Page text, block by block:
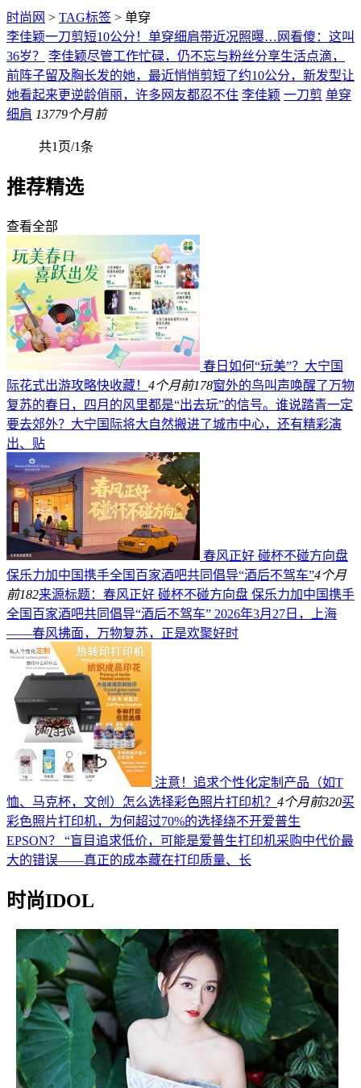
时尚网 > TAG标签 > 单穿
李佳颖一刀剪短10公分！单穿细肩带近况照曝…网看傻：这叫
36岁？
李佳颖尽管工作忙碌，仍不忘与粉丝分享生活点滴，
前阵子留及胸长发的她，最近悄悄剪短了约10公分，新发型让
她看起来更逆龄俏丽，许多网友都忍不住 李佳颖 一刀剪 单穿
细肩 13779个月前
共1页/1条
推荐精选
查看全部
春日如何“玩美”？大宁国
际花式出游攻略快收藏！ 4个月前178窗外的鸟叫声唤醒了万物
复苏的春日，四月的风里都是“出去玩”的信号。谁说踏青一定
要去郊外？大宁国际将大自然搬进了城市中心，还有精彩演
出、贴
春风正好 碰杯不碰方向盘
保乐力加中国携手全国百家酒吧共同倡导“酒后不驾车”4个月
前182来源标题：春风正好 碰杯不碰方向盘 保乐力加中国携手
全国百家酒吧共同倡导“酒后不驾车” 2026年3月27日，上海
——春风拂面，万物复苏，正是欢聚好时
注意！追求个性化定制产品（如T
恤、马克杯，文创）怎么选择彩色照片打印机？ 4个月前320买
彩色照片打印机，为何超过70%的选择绕不开爱普生
EPSON？ “盲目追求低价，可能是爱普生打印机采购中代价最
大的错误——真正的成本藏在打印质量、长
时尚IDOL